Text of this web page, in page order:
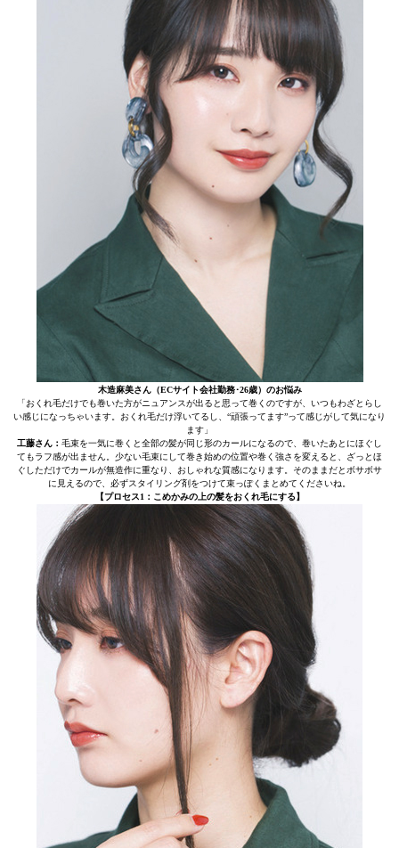
木造麻美さん（ECサイト会社勤務･26歳）のお悩み
「おくれ毛だけでも巻いた方がニュアンスが出ると思って巻くのですが、いつもわざとらし
い感じになっちゃいます。おくれ毛だけ浮いてるし、“頑張ってます”って感じがして気になり
ます」
工藤さん： 毛束を一気に巻くと全部の髪が同じ形のカールになるので、巻いたあとにほぐし
てもラフ感が出ません。少ない毛束にして巻き始めの位置や巻く強さを変えると、ざっとほ
ぐしただけでカールが無造作に重なり、おしゃれな質感になります。そのままだとボサボサ
に見えるので、必ずスタイリング剤をつけて束っぽくまとめてくださいね。
【プロセス1：こめかみの上の髪をおくれ毛にする】